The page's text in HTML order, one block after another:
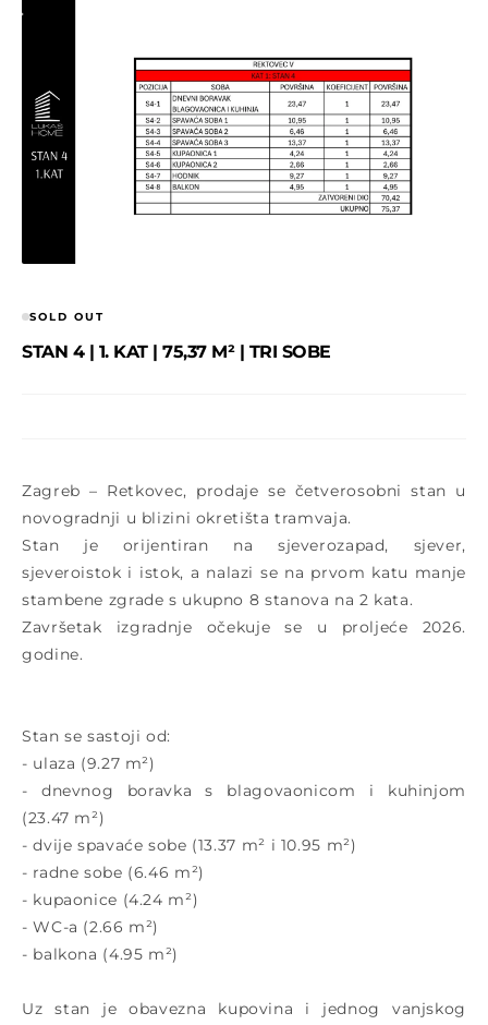
SOLD OUT
STAN 4 | 1. KAT | 75,37 M² | TRI SOBE
Zagreb – Retkovec, prodaje se četverosobni stan u
novogradnji u blizini okretišta tramvaja.
Stan je orijentiran na sjeverozapad, sjever,
sjeveroistok i istok, a nalazi se na prvom katu manje
stambene zgrade s ukupno 8 stanova na 2 kata.
Završetak izgradnje očekuje se u proljeće 2026.
godine.
Stan se sastoji od:
- ulaza (9.27 m²)
- dnevnog boravka s blagovaonicom i kuhinjom
(23.47 m²)
- dvije spavaće sobe (13.37 m² i 10.95 m²)
- radne sobe (6.46 m²)
- kupaonice (4.24 m²)
- WC-a (2.66 m²)
- balkona (4.95 m²)
Uz stan je obavezna kupovina i jednog vanjskog